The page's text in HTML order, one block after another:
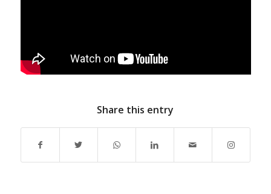
Share this entry